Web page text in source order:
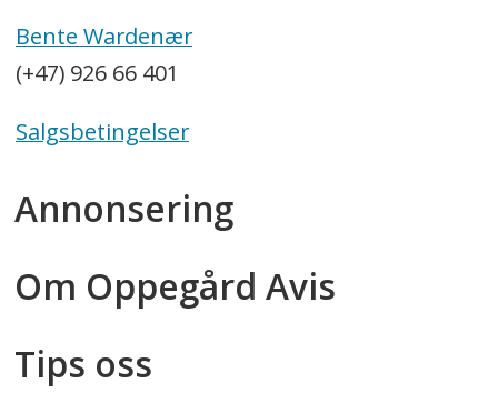
Bente Wardenær
(+47) 926 66 401
Salgsbetingelser
Annonsering
Om Oppegård Avis
Tips oss